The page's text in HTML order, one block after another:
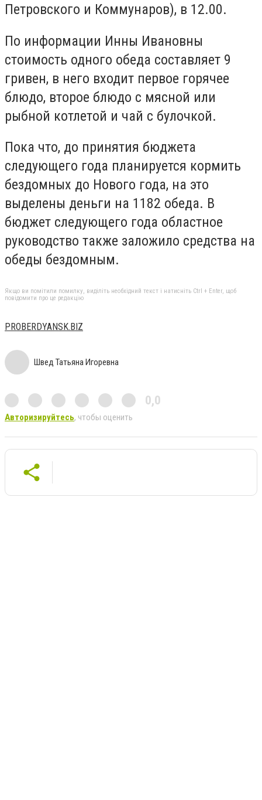
Петровского и Коммунаров), в 12.00.
По информации Инны Ивановны
стоимость одного обеда составляет 9
гривен, в него входит первое горячее
блюдо, второе блюдо с мясной или
рыбной котлетой и чай с булочкой.
Пока что, до принятия бюджета
следующего года планируется кормить
бездомных до Нового года, на это
выделены деньги на 1182 обеда. В
бюджет следующего года областное
руководство также заложило средства на
обеды бездомным.
Якщо ви помітили помилку, виділіть необхідний текст і натисніть Ctrl + Enter, щоб
повідомити про це редакцію
PROBERDYANSK.BIZ
Швед Татьяна Игоревна
0,0
Авторизируйтесь, чтобы оценить